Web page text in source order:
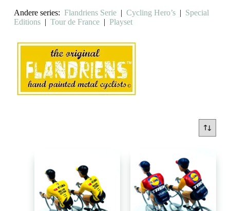
Andere series: Flandriens Serie| Cycling Hero’s| Special
Editions| Tour de France| Playset